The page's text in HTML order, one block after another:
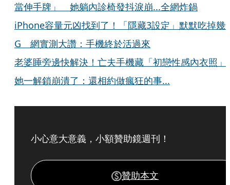
當伸手牌」 她躺內診椅發抖淚崩...全網炸鍋
iPhone容量元凶找到了！「隱藏3設定」默默吃掉幾
G 網實測大讚：手機終於活過來
老婆睡旁邊快解決！亡夫手機藏「初戀性感內衣照
她一解鎖崩潰了：還相約做瘋狂的事...
小心意大意義，小額贊助鏡週刊！
贊助本文